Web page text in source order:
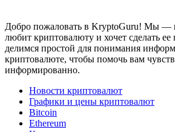
Добро пожаловать в KryptoGuru! Мы —
любит криптовалюту и хочет сделать
делимся простой для понимания
криптовалюте, чтобы помочь вам
информированно.
Новости криптовалют
Графики и цены криптовалют
Bitcoin
Ethereum